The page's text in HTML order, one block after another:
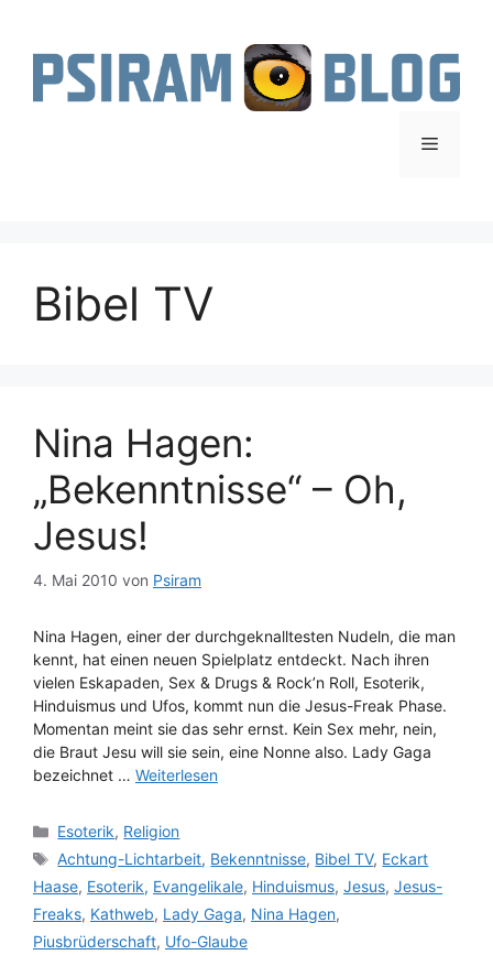
springen
Menü
Bibel TV
Nina Hagen:
„Bekenntnisse“ – Oh,
Jesus!
4. Mai 2010 von Psiram
Nina Hagen, einer der durchgeknalltesten Nudeln, die man
kennt, hat einen neuen Spielplatz entdeckt. Nach ihren
vielen Eskapaden, Sex & Drugs & Rock’n Roll, Esoterik,
Hinduismus und Ufos, kommt nun die Jesus-Freak Phase.
Momentan meint sie das sehr ernst. Kein Sex mehr, nein,
die Braut Jesu will sie sein, eine Nonne also. Lady Gaga
bezeichnet … Weiterlesen
Kategorien
Esoterik, Religion
Schlagwörter
Achtung-Lichtarbeit, Bekenntnisse, Bibel TV, Eckart
Haase, Esoterik, Evangelikale, Hinduismus, Jesus, Jesus-
Freaks, Kathweb, Lady Gaga, Nina Hagen,
Piusbrüderschaft, Ufo-Glaube